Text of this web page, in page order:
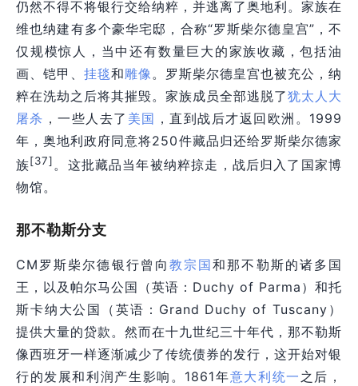
仍然不得不将银行交给纳粹，并逃离了奥地利。家族在
维也纳建有多个豪华宅邸，合称“罗斯柴尔德皇宫”，不
仅规模惊人，当中还有数量巨大的家族收藏，包括油
画、铠甲、 挂毯和雕像 。罗斯柴尔德皇宫也被充公，纳
粹在洗劫之后将其摧毁。家族成员全部逃脱了犹太人 大
屠杀 ，一些人去了 美国 ，直到战后才返回欧洲。1999
年，奥地利政府同意将250件藏品归还给罗斯柴尔德家
族[37]。这批藏品当年被纳粹掠走，战后归入了国家博
物馆。
那不勒斯分支
CM罗斯柴尔德银行曾向 教宗国和那不勒斯的诸多国
王，以及帕尔马公国（英语：Duchy of Parma）和托
斯卡纳大公国（英语：Grand Duchy of Tuscany）
提供大量的贷款。然而在十九世纪三十年代，那不勒斯
像西班牙一样逐渐减少了传统债券的发行，这开始对银
行的发展和利润产生影响。1861年意大利统一 之后，